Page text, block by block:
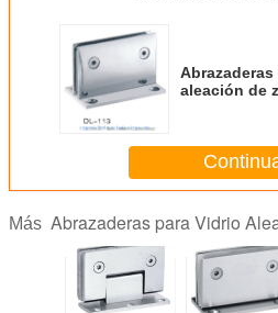
aleación de
Más Abrazaderas para Vidrio